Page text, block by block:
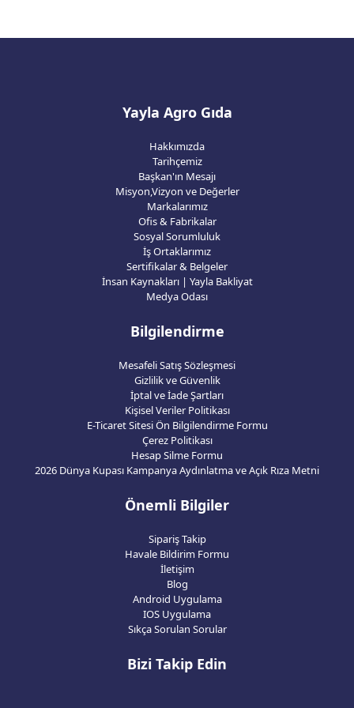
Yayla Agro Gıda
Hakkımızda
Tarihçemiz
Başkan'ın Mesajı
Misyon,Vizyon ve Değerler
Markalarımız
Ofis & Fabrikalar
Sosyal Sorumluluk
İş Ortaklarımız
Sertifikalar & Belgeler
İnsan Kaynakları | Yayla Bakliyat
Medya Odası
Bilgilendirme
Mesafeli Satış Sözleşmesi
Gizlilik ve Güvenlik
İptal ve İade Şartları
Kişisel Veriler Politikası
E-Ticaret Sitesi Ön Bilgilendirme Formu
Çerez Politikası
Hesap Silme Formu
2026 Dünya Kupası Kampanya Aydınlatma ve Açık Rıza Metni
Önemli Bilgiler
Sipariş Takip
Havale Bildirim Formu
İletişim
Blog
Android Uygulama
IOS Uygulama
Sıkça Sorulan Sorular
Bizi Takip Edin